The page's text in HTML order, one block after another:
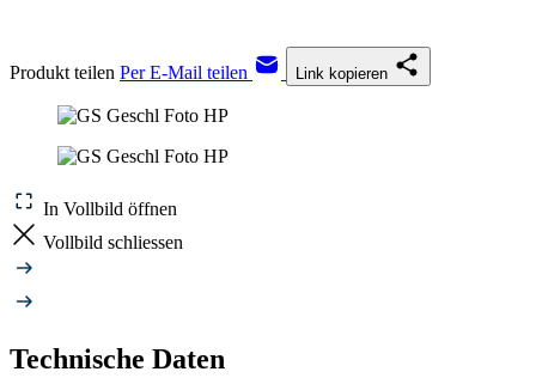
Produkt teilen Per E-Mail teilen Link kopieren
In Vollbild öffnen
Vollbild schliessen
Technische Daten